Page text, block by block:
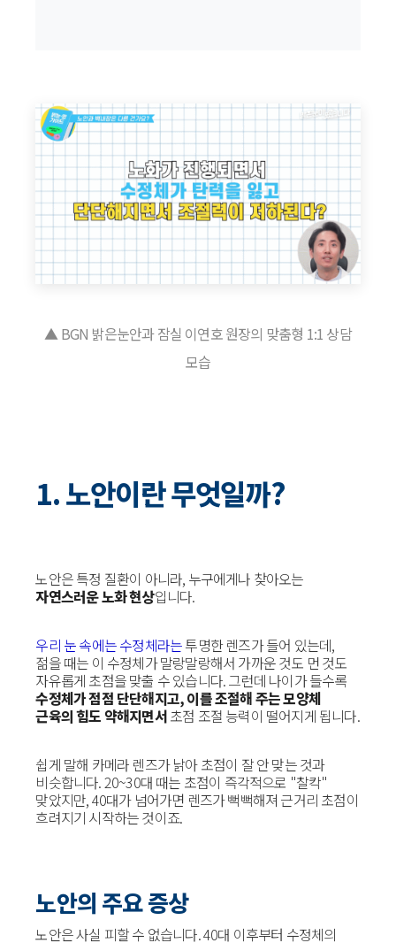
▲ BGN 밝은눈안과 잠실 이연호 원장의 맞춤형 1:1 상담
모습
1. 노안이란 무엇일까?
노안은 특정 질환이 아니라, 누구에게나 찾아오는
자연스러운 노화 현상입니다.
우리 눈 속에는 수정체라는투명한 렌즈가 들어 있는데,
젊을 때는 이 수정체가 말랑말랑해서 가까운 것도 먼 것도
자유롭게 초점을 맞출 수 있습니다. 그런데 나이가 들수록
수정체가 점점 단단해지고, 이를 조절해 주는 모양체
근육의 힘도 약해지면서초점 조절 능력이 떨어지게 됩니다.
쉽게 말해 카메라 렌즈가 낡아 초점이 잘 안 맞는 것과
비슷합니다. 20~30대 때는 초점이 즉각적으로 "찰칵"
맞았지만, 40대가 넘어가면 렌즈가 뻑뻑해져 근거리 초점이
흐려지기 시작하는 것이죠.
노안의 주요 증상
노안은 사실 피할 수 없습니다. 40대 이후부터 수정체의